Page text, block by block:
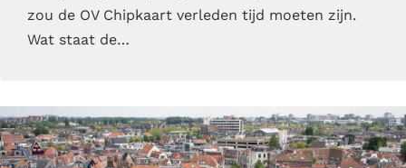
zou de OV Chipkaart verleden tijd moeten zijn.
Wat staat de…